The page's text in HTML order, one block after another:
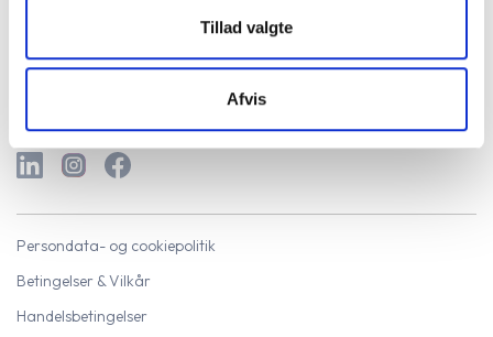
Tillad valgte
Afvis
Kom i gang Log ind
Persondata- og cookiepolitik
Betingelser & Vilkår
Handelsbetingelser